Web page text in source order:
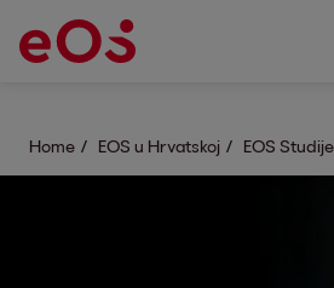
Home EOS u Hrvatskoj EOS